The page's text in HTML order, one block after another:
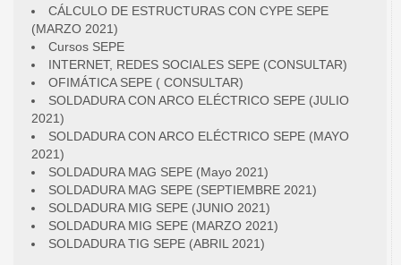
CÁLCULO DE ESTRUCTURAS CON CYPE SEPE
(MARZO 2021)
Cursos SEPE
INTERNET, REDES SOCIALES SEPE (CONSULTAR)
OFIMÁTICA SEPE ( CONSULTAR)
SOLDADURA CON ARCO ELÉCTRICO SEPE (JULIO
2021)
SOLDADURA CON ARCO ELÉCTRICO SEPE (MAYO
2021)
SOLDADURA MAG SEPE (Mayo 2021)
SOLDADURA MAG SEPE (SEPTIEMBRE 2021)
SOLDADURA MIG SEPE (JUNIO 2021)
SOLDADURA MIG SEPE (MARZO 2021)
SOLDADURA TIG SEPE (ABRIL 2021)